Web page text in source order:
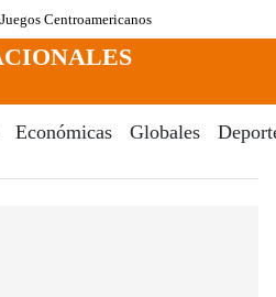
Juegos Centroamericanos
Económicas Globales